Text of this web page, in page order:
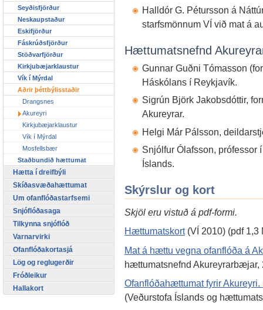
Halldór G. Pétursson á
starfsmönnum VÍ við mat á
Hættumatsnefnd
Gunnar Guðni Tómasson
Háskólans í Reykjavík.
Sigrún Björk Jakobsdóttir,
Akureyrar.
Helgi Már Pálsson,
Snjólfur Ólafsson,
Íslands.
Skýrslur og kort
Skjöl eru vistuð á pdf-formi.
Hættumatskort(VÍ 2010) (pdf 1,3
Mat á hættu vegna ofanflóða á
hættumatsnefnd Akureyrarbæjar,
Ofanflóðahættumat fyrir
(Veðurstofa Íslands og
Seyðisfjörður
Neskaupstaður
Eskifjörður
Fáskrúðsfjörður
Stöðvarfjörður
Kirkjubæjarklaustur
Vík í Mýrdal
Aðrir þéttbýlisstaðir
Drangsnes
Akureyri
Kirkjubæjarklaustur
Vík í Mýrdal
Mosfellsbær
Staðbundið hættumat
Hætta í dreifbýli
Skíðasvæðahættumat
Um ofanflóðastarfsemi
Snjóflóðasaga
Tilkynna snjóflóð
Varnarvirki
Ofanflóðakortasjá
Lög og reglugerðir
Fróðleikur
Hallakort